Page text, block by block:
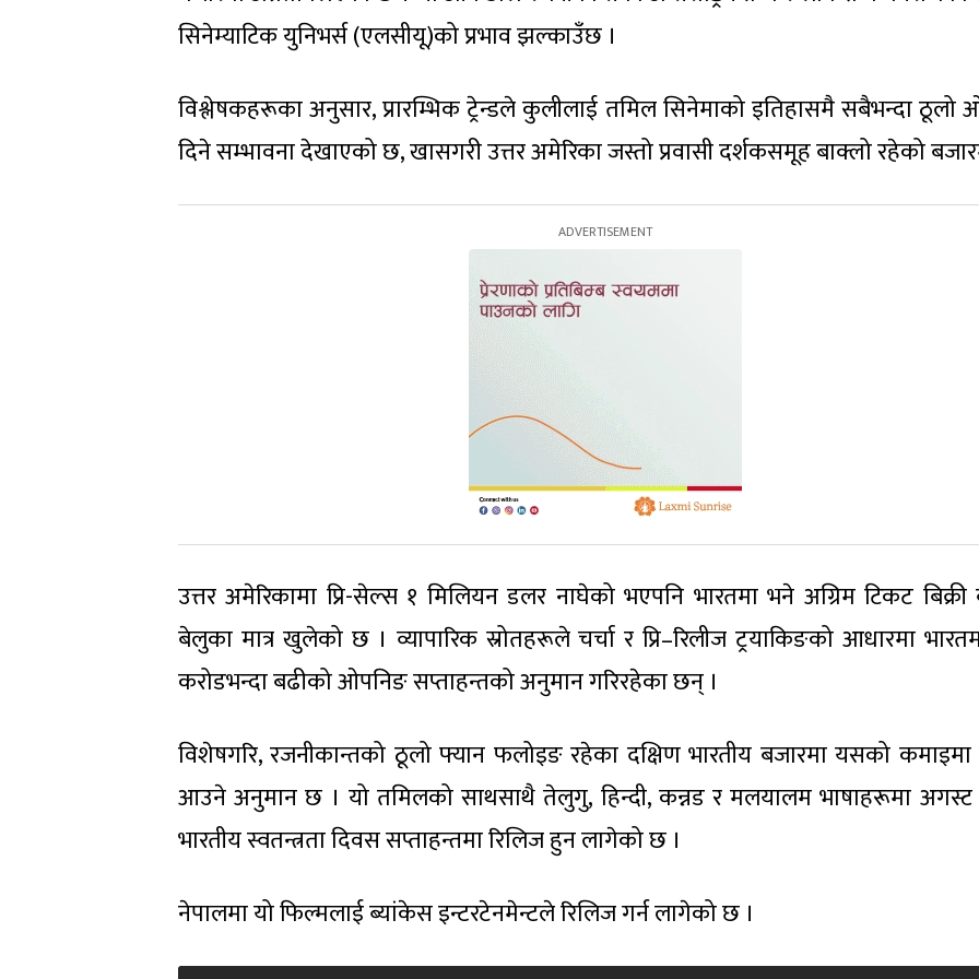
सिनेम्याटिक युनिभर्स (एलसीयू)को प्रभाव झल्काउँछ ।
विश्लेषकहरूका अनुसार, प्रारम्भिक ट्रेन्डले कुलीलाई तमिल सिनेमाको इतिहासमै सबैभन्दा ठूलो
दिने सम्भावना देखाएको छ, खासगरी उत्तर अमेरिका जस्तो प्रवासी दर्शकसमूह बाक्लो रहेको
उत्तर अमेरिकामा प्रि-सेल्स १ मिलियन डलर नाघेको भएपनि भारतमा भने अग्रिम टिकट बिक्री
बेलुका मात्र खुलेको छ । व्यापारिक स्रोतहरूले चर्चा र प्रि–रिलीज ट्रयाकिङको आधारमा
करोडभन्दा बढीको ओपनिङ सप्ताहन्तको अनुमान गरिरहेका छन् ।
विशेषगरि, रजनीकान्तको ठूलो फ्यान फलोइङ रहेका दक्षिण भारतीय बजारमा यसको
आउने अनुमान छ । यो तमिलको साथसाथै तेलुगु, हिन्दी, कन्नड र मलयालम भाषाहरूमा अगस्ट
भारतीय स्वतन्त्रता दिवस सप्ताहन्तमा रिलिज हुन लागेको छ ।
नेपालमा यो फिल्मलाई ब्यांकेस इन्टरटेनमेन्टले रिलिज गर्न लागेको छ ।